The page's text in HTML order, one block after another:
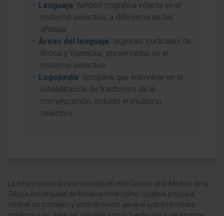
Lenguaje: función cognitiva intacta en el
mutismo selectivo, a diferencia de las
afasias.
Áreas del lenguaje: regiones corticales de
Broca y Wernicke, preservadas en el
mutismo selectivo.
Logopedia: disciplina que interviene en la
rehabilitación de trastornos de la
comunicación, incluido el mutismo
selectivo.
La información proporcionada en este Diccionario Médico de la
Clínica Universidad de Navarra tiene como objetivo principal
ofrecer un contexto y entendimiento general sobre términos